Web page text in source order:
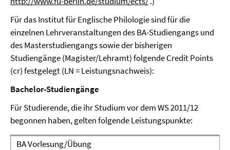
Für das Institut für Englische Philologie sind für die
einzelnen Lehrveranstaltungen des BA-Studiengangs und
des Masterstudiengangs sowie der bisherigen
Studiengänge (Magister/Lehramt) folgende Credit Points
(cr) festgelegt (LN = Leistungsnachweis):
Bachelor-Studiengänge
Für Studierende, die ihr Studium vor dem WS 2011/12
begonnen haben, gelten folgende Leistungspunkte:
BA Vorlesung/Übung